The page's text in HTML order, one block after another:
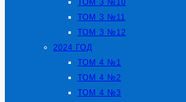
ТОМ 3 №10
ТОМ 3 №11
ТОМ 3 №12
2024 ГОД
ТОМ 4 №1
ТОМ 4 №2
ТОМ 4 №3